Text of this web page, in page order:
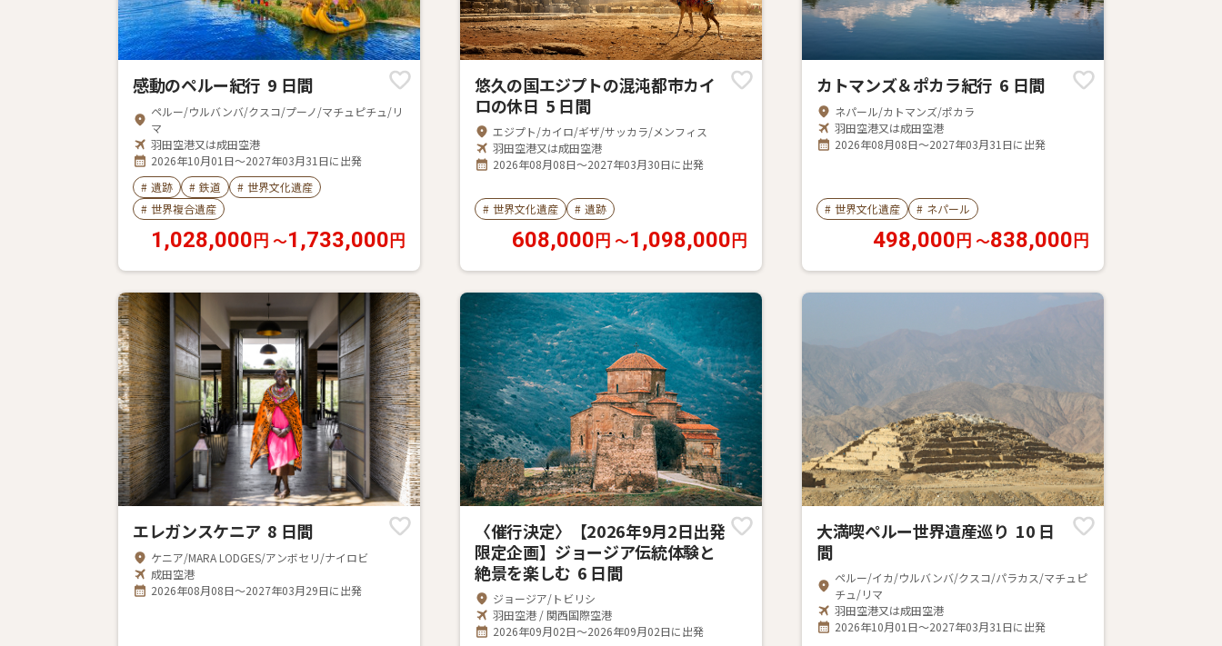
感動のペルー紀行 9 日間
ペルー/ウルバンバ/クスコ/プーノ/マチュピチュ/リ
マ
羽田空港又は成田空港
2026年10月01日～2027年03月31日に出発
# 遺跡 # 鉄道 # 世界文化遺産
# 世界複合遺産
1,028,000 円 〜1,733,000 円
悠久の国エジプトの混沌都市カイ
ロの休日 5 日間
エジプト/カイロ/ギザ/サッカラ/メンフィス
羽田空港又は成田空港
2026年08月08日～2027年03月30日に出発
# 世界文化遺産 # 遺跡
608,000 円 〜1,098,000 円
カトマンズ＆ポカラ紀行 6 日間
ネパール/カトマンズ/ポカラ
羽田空港又は成田空港
2026年08月08日～2027年03月31日に出発
# 世界文化遺産 # ネパール
498,000 円 〜838,000 円
エレガンスケニア 8 日間
ケニア/MARA LODGES/アンボセリ/ナイロビ
成田空港
2026年08月08日～2027年03月29日に出発
〈催行決定〉【2026年9月2日出発
限定企画】ジョージア伝統体験と
絶景を楽しむ 6 日間
ジョージア/トビリシ
羽田空港 / 関西国際空港
2026年09月02日～2026年09月02日に出発
大満喫ペルー世界遺産巡り 10 日
間
ペルー/イカ/ウルバンバ/クスコ/パラカス/マチュピ
チュ/リマ
羽田空港又は成田空港
2026年10月01日～2027年03月31日に出発